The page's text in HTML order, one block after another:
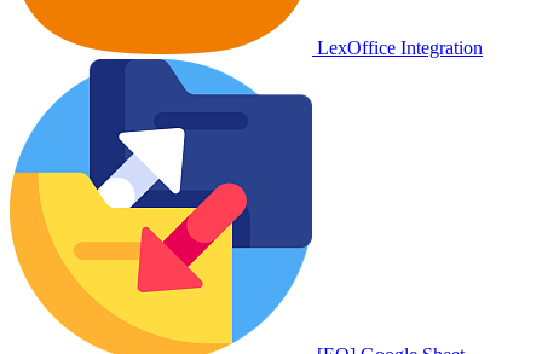
LexOffice Integration